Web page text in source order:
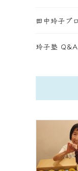
田中玲子プ
玲子塾 Q&A